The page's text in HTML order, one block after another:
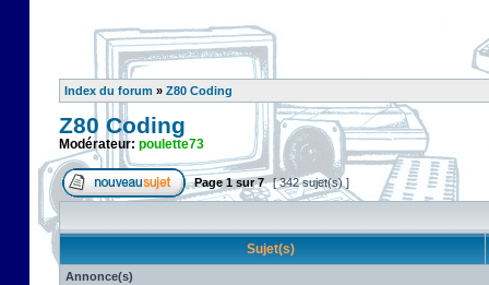
Index du forum » Z80 Coding
Z80 Coding
Modérateur: poulette73
Page1sur7 [ 342 sujet(s) ]
Sujet(s)
Annonce(s)